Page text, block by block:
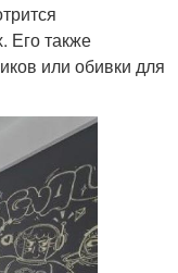
Его также
или обивки для